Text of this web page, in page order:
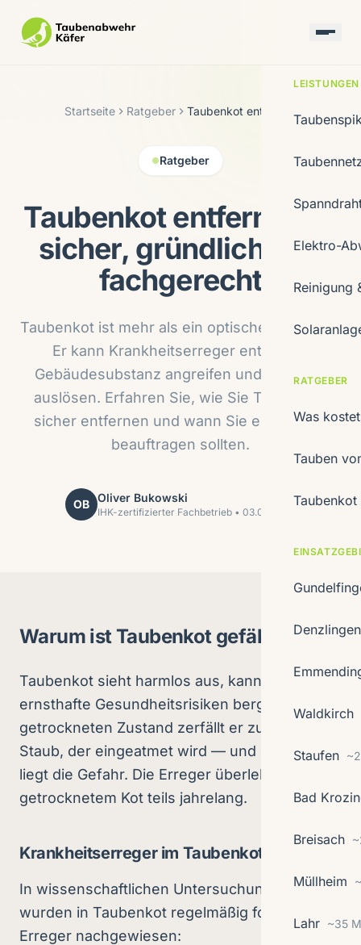
LEISTUNGEN
Elektro-
Reinigung
RATGEBER
Was
Tauben
Waldkirch
Staufen
Bad
Breisach
Müllheim
Lahr ~35
Startseite Ratgeber Taubenkot entfernen
Ratgeber
Taubenkot entfernen —
sicher, gründlich und
fachgerecht
Taubenkot ist mehr als ein optisches Problem.
Er kann Krankheitserreger enthalten,
Gebäudesubstanz angreifen und Allergien
auslösen. Erfahren Sie, wie Sie Taubenkot
sicher entfernen und wann Sie einen Profi
beauftragen sollten.
OB Oliver Bukowski
IHK-zertifizierter Fachbetrieb • 03.04.2026
Warum ist Taubenkot gefährlich?
Taubenkot sieht harmlos aus, kann aber
ernsthafte Gesundheitsrisiken bergen. Im
getrockneten Zustand zerfällt er zu feinem
Staub, der eingeatmet wird — und genau hier
liegt die Gefahr. Die Erreger überleben in
getrocknetem Kot teils jahrelang.
Krankheitserreger im Taubenkot
In wissenschaftlichen Untersuchungen
wurden in Taubenkot regelmäßig folgende
Erreger nachgewiesen: